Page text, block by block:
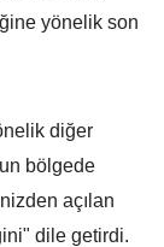
yönelik son
diğer
bölgede
açılan
dile getirdi.